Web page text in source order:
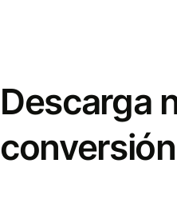
Descarga